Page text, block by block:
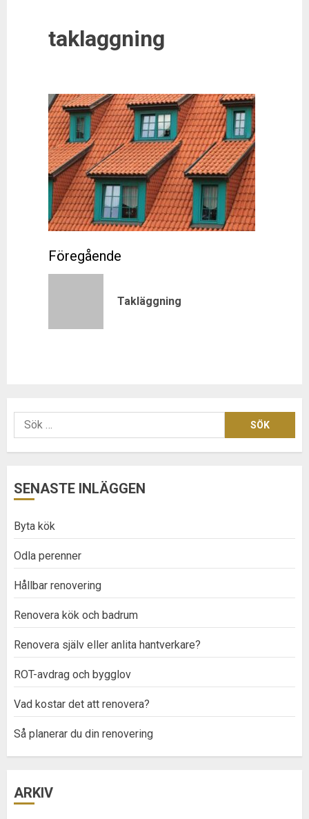
taklaggning
Post
Takläggning
Sök
efter:
SENASTE INLÄGGEN
Byta kök
Odla perenner
Hållbar renovering
Renovera kök och badrum
Renovera själv eller anlita hantverkare?
ROT-avdrag och bygglov
Vad kostar det att renovera?
Så planerar du din renovering
ARKIV